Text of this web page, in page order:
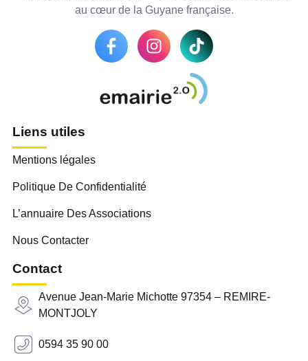
au cœur de la Guyane française.
Liens utiles
Mentions légales
Politique De Confidentialité
L’annuaire Des Associations
Nous Contacter
Contact
Avenue Jean-Marie Michotte 97354 – REMIRE-
MONTJOLY
0594 35 90 00